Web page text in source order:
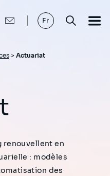
Fr
> Actuariat
renouvellent en
: modèles
des